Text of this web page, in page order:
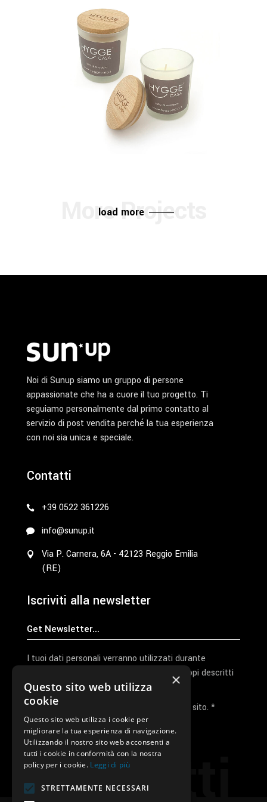
load more
Contatti
Noi di Sunup siamo un gruppo di persone
appassionate che ha a cuore il tuo progetto. Ti
seguiamo personalmente dal primo contatto al
servizio di post vendita perché la tua esperienza
con noi sia unica e speciale.
Contatti
+39 0522 361226
info@sunup.it
Via P. Carnera, 6A - 42123 Reggio Emilia
(RE)
Iscriviti alla newsletter
I tuoi dati personali verranno utilizzati durante
l'elaborazione della richiesta e per altri scopi descritti
nella nostraprivacy policy
Ho letto e accetto la privacy policy del sito. *
Invia I Dati
×
Questo sito web utilizza
cookie
Questo sito web utilizza i cookie per
migliorare la tua esperienza di navigazione.
Utilizzando il nostro sito web acconsenti a
tutti i cookie in conformità con la nostra
policy per i cookie. Leggi di più
STRETTAMENTE NECESSARI